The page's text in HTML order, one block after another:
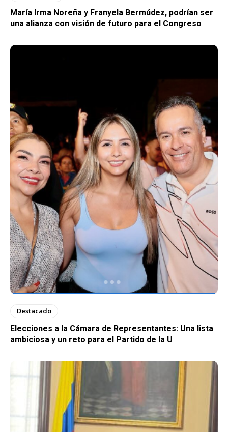
María Irma Noreña y Franyela Bermúdez, podrían ser
una alianza con visión de futuro para el Congreso
Destacado
Elecciones a la Cámara de Representantes: Una lista
ambiciosa y un reto para el Partido de la U